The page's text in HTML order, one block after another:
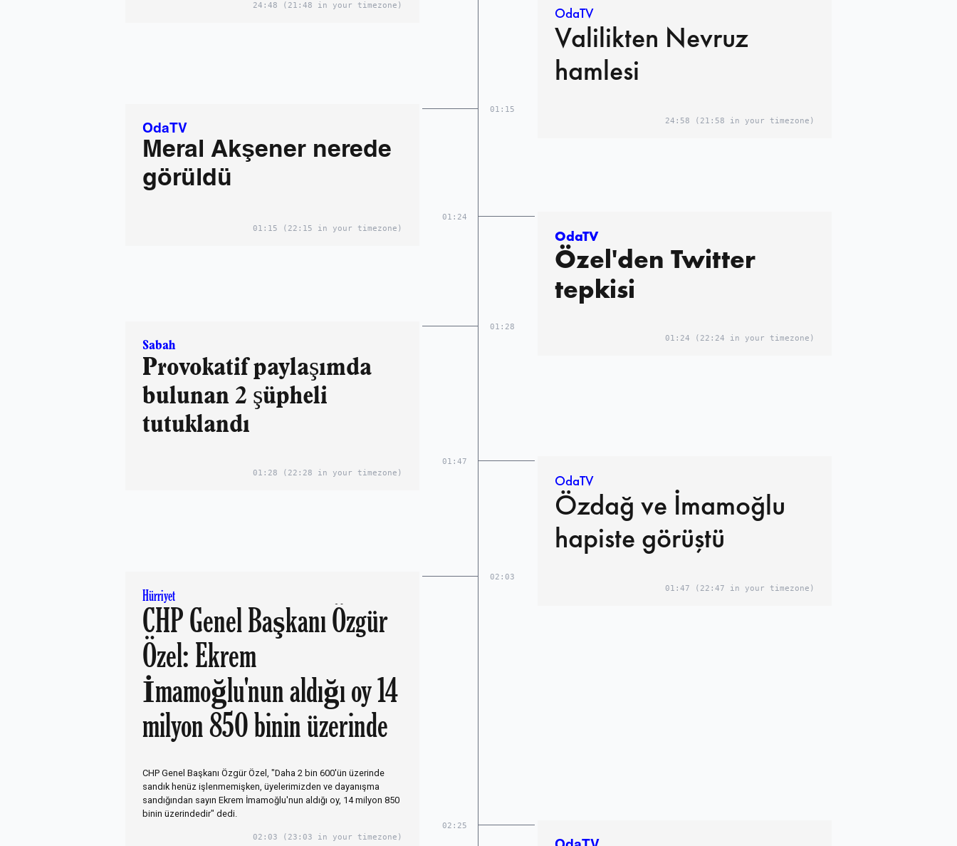
24:48 (21:48 in your timezone) OdaTV
Valilikten Nevruz
hamlesi
24:58 (21:58 in your timezone)
01:15
OdaTV
Meral Akşener nerede
görüldü
01:15 (22:15 in your timezone)
01:24
OdaTV
Özel'den Twitter
tepkisi
01:24 (22:24 in your timezone)
01:28
Sabah
Provokatif paylaşımda
bulunan 2 şüpheli
tutuklandı
01:28 (22:28 in your timezone)
01:47
OdaTV
Özdağ ve İmamoğlu
hapiste görüştü
01:47 (22:47 in your timezone)
02:03
Hürriyet
CHP Genel Başkanı Özgür
Özel: Ekrem
İmamoğlu'nun aldığı oy 14
milyon 850 binin üzerinde
CHP Genel Başkanı Özgür Özel, "Daha 2 bin 600'ün üzerinde
sandık henüz işlenmemişken, üyelerimizden ve dayanışma
sandığından sayın Ekrem İmamoğlu'nun aldığı oy, 14 milyon 850
binin üzerindedir" dedi.
02:03 (23:03 in your timezone)
02:25